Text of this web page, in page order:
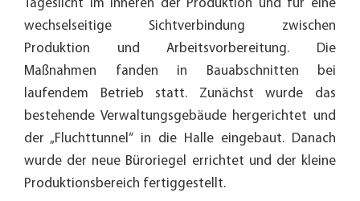
Tageslicht im Inneren der Produktion und für eine
wechselseitige Sichtverbindung zwischen
Produktion und Arbeitsvorbereitung. Die
Maßnahmen fanden in Bauabschnitten bei
laufendem Betrieb statt. Zunächst wurde das
bestehende Verwaltungsgebäude hergerichtet und
der „Fluchttunnel“ in die Halle eingebaut. Danach
wurde der neue Büroriegel errichtet und der kleine
Produktionsbereich fertiggestellt.